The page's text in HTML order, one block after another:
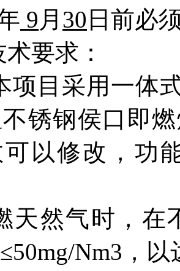
9 月 30 日前必
要求：
项目采用一体
锈钢侯口即
以修改，功
天然气时，在
Nm3，